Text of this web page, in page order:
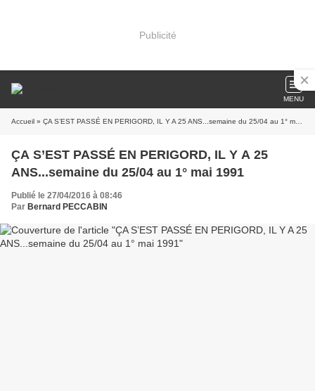
Publicité
MENU
Accueil » ÇA S’EST PASSÉ EN PERIGORD, IL Y A 25 ANS...semaine du 25/04 au 1° mai 1991
ÇA S’EST PASSÉ EN PERIGORD, IL Y A 25
ANS...semaine du 25/04 au 1° mai 1991
Publié le 27/04/2016 à 08:46
Par Bernard PECCABIN